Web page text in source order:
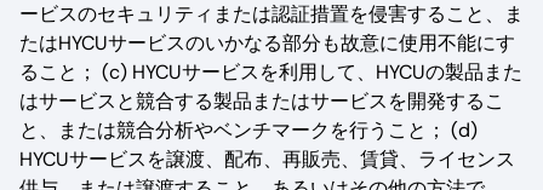
ービスのセキュリティまたは認証措置を侵害すること、ま
たはHYCUサービスのいかなる部分も故意に使用不能にす
ること； (c) HYCUサービスを利用して、HYCUの製品また
はサービスと競合する製品またはサービスを開発するこ
と、または競合分析やベンチマークを行うこと； (d)
HYCUサービスを譲渡、配布、再販売、賃貸、ライセンス